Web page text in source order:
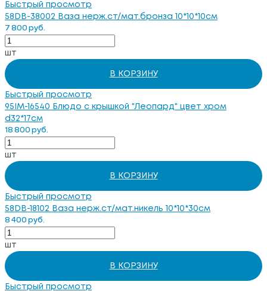
Быстрый просмотр
58DB-38002 Ваза нерж.ст/мат.бронза 10*10*10см
7 800 руб.
шт
В КОРЗИНУ
Быстрый просмотр
95IM-16540 Блюдо с крышкой "Леопард" цвет хром
d32*17см
18 800 руб.
шт
В КОРЗИНУ
Быстрый просмотр
58DB-18102 Ваза нерж.ст/мат.никель 10*10*30см
8 400 руб.
шт
В КОРЗИНУ
Быстрый просмотр